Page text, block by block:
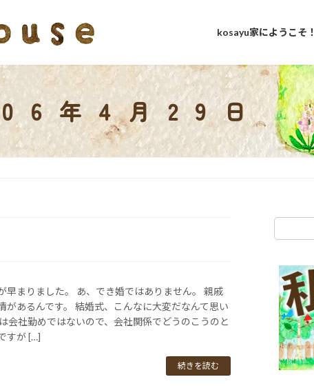
kosayu家にようこそ！
年4月29日
早まりました。 あ、でき婚ではありません。 親戚
があるんです。 結婚式、こんなに大変だなんて思い
会社勤めではないので、会社関係でどうのこうのと
すが […]
続きを読む